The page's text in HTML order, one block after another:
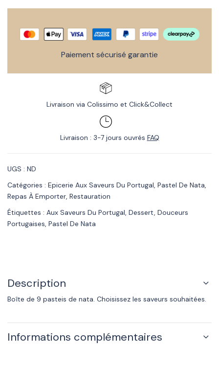
Paiement sécurisé garantie
Livraison via Colissimo et Click&Collect
Livraison : 3-7 jours ouvrés FAQ
UGS : ND
Catégories : Epicerie Aux Saveurs Du Portugal, Pastel De Nata,
Repas À Emporter, Restauration
Étiquettes : Aux Saveurs Du Portugal, Dessert, Douceurs
Portugaises, Pastel De Nata
Description
Boîte de 9 pasteis de nata. Choisissez les saveurs souhaitées.
Informations complémentaires